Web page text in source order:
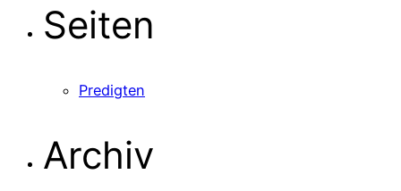
Seiten
Predigten
Archiv